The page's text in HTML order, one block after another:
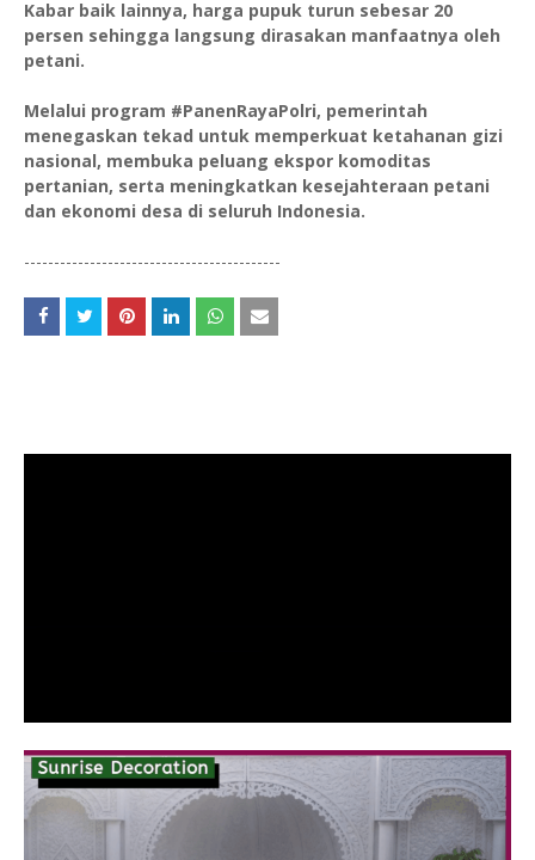
Kabar baik lainnya, harga pupuk turun sebesar 20
persen sehingga langsung dirasakan manfaatnya oleh
petani.
Melalui program #PanenRayaPolri, pemerintah
menegaskan tekad untuk memperkuat ketahanan gizi
nasional, membuka peluang ekspor komoditas
pertanian, serta meningkatkan kesejahteraan petani
dan ekonomi desa di seluruh Indonesia.
-------------------------------------------